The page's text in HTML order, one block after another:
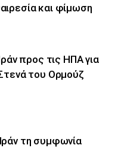
και φίμωση
προς τις ΗΠΑ για
του Ορμούζ
τη συμφωνία